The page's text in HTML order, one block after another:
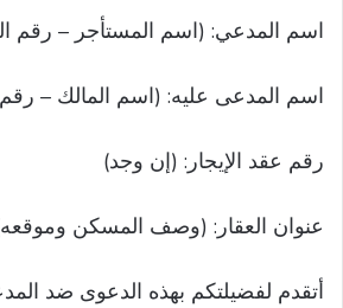
اسم المدعي: (اسم المستأجر – رقم
اسم المدعى عليه: (اسم المالك – رقم
رقم عقد الإيجار: (إن وجد)
عنوان العقار: (وصف المسكن
أتقدم لفضيلتكم بهذه الدعوى ضد